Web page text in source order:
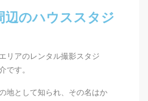
辺のハウススタジ
リアのレンタル撮影スタジ
です。
地として知られ、その名はか